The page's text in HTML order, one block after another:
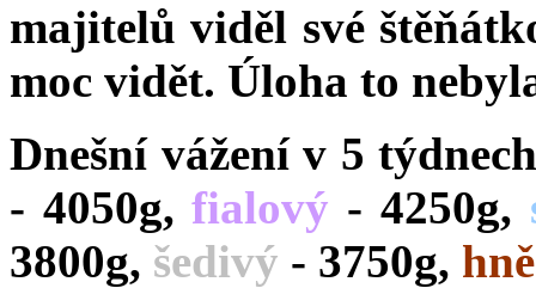
majitelů viděl své
moc vidět. Úloha to
Dnešní vážení v 5
- 4050g,fialový - 4250g,
3800g, šedivý - 3750g,